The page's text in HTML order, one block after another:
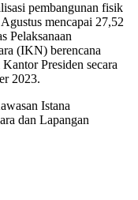
pembangunan fisik
mencapai 27,52
Pelaksanaan
(IKN) berencana
Presiden secara
2023.
Istana
dan Lapangan